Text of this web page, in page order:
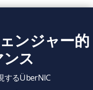
ンジャー的
ス
するÜberNIC